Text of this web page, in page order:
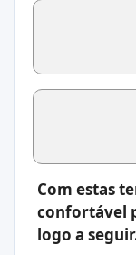
Com estas
confortável
logo a